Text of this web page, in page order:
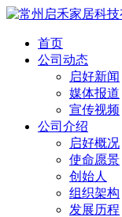
首页
公司动态
启好新闻
媒体报道
宣传视频
公司介绍
启好概况
使命愿景
创始人
组织架构
发展历程